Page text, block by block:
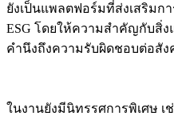
ยังเป็นแพลตฟอร์มที่ส่งเสริม
ESG โดยให้ความสำคัญกับสิ่
คำนึงถึงความรับผิดชอบต่อสัง
ในงานยังมีนิทรรศการพิเศษ เ